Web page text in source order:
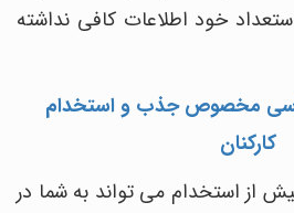
خود اطلاعات کافی نداشته
مخصوص جذب و استخدام
کارکنان
از استخدام می تواند به شما در